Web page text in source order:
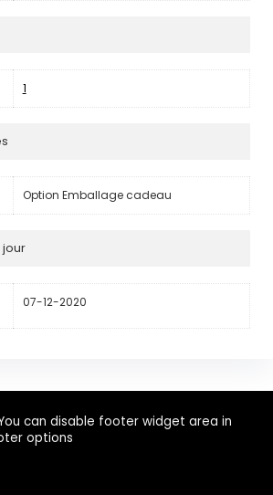
1
Option Emballage cadeau
07-12-2020
can disable footer widget area in
options